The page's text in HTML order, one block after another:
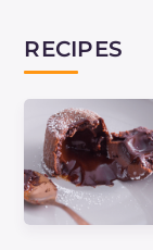
chefe
Milão.
e
elevado
só
RECIPES